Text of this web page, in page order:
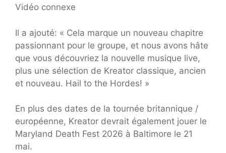
Vidéo connexe
Il a ajouté: « Cela marque un nouveau chapitre
passionnant pour le groupe, et nous avons hâte
que vous découvriez la nouvelle musique live,
plus une sélection de Kreator classique, ancien
et nouveau. Hail to the Hordes! »
En plus des dates de la tournée britannique /
européenne, Kreator devrait également jouer le
Maryland Death Fest 2026 à Baltimore le 21
mai.